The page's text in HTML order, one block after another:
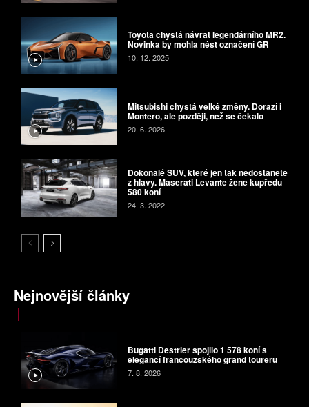
Toyota chystá návrat legendárního MR2.
Novinka by mohla nést označení GR
10. 12. 2025
Mitsubishi chystá velké změny. Dorazí i
Montero, ale později, než se čekalo
20. 6. 2026
Dokonalé SUV, které jen tak nedostanete
z hlavy. Maserati Levante žene kupředu
580 koní
24. 3. 2022
Nejnovější články
Bugatti Destrier spojilo 1 578 koní s
elegancí francouzského grand toureru
7. 8. 2026